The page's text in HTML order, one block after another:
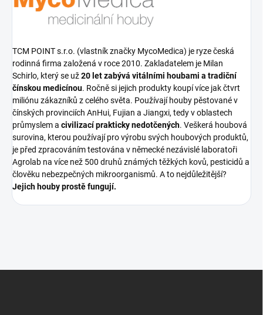
TCM POINT s.r.o. (vlastník značky MycoMedica) je ryze česká
rodinná firma založená v roce 2010. Zakladatelem je Milan
Schirlo, který se už20 let zabývá vitálními houbami a tradiční
čínskou medicínou. Ročně si jejich produkty koupí více jak čtvrt
miliónu zákazníků z celého světa. Používají houby pěstované v
čínských provinciích AnHui, Fujian a Jiangxi, tedy v oblastech
průmyslem a civilizací prakticky nedotčených. Veškerá houbová
surovina, kterou používají pro výrobu svých houbových produktů,
je před zpracováním testována v německé nezávislé laboratoři
Agrolab na více než 500 druhů známých těžkých kovů, pesticidů a
člověku nebezpečných mikroorganismů. A to nejdůležitější?
Jejich houby prostě fungují.